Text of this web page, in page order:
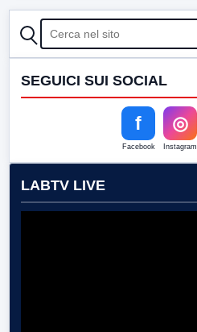
CERCA
SEGUICI SUI SOCIAL
f
Facebook
◎
Instagram
LABTV LIVE